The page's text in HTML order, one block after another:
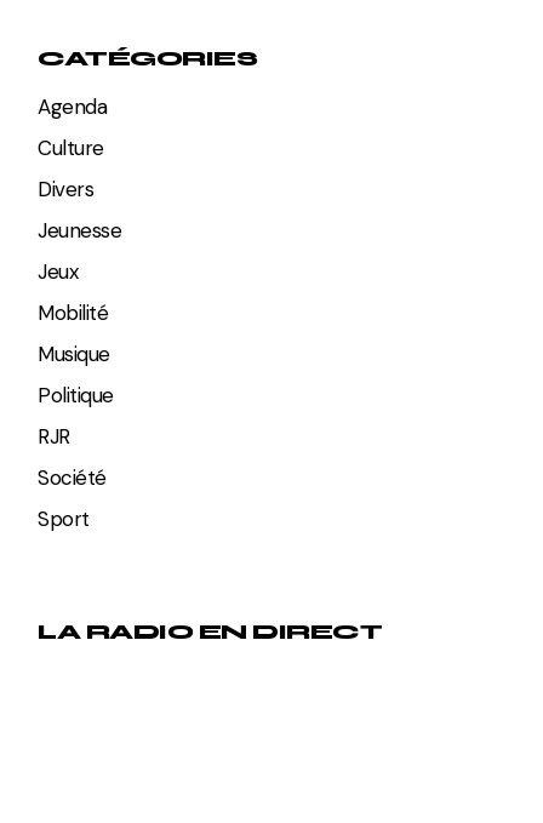
CATÉGORIES
Agenda
Culture
Divers
Jeunesse
Jeux
Mobilité
Musique
Politique
RJR
Société
Sport
LA RADIO EN DIRECT